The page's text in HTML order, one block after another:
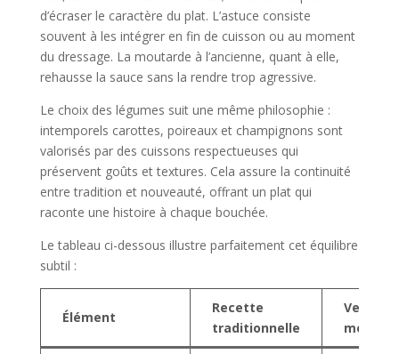
d’écraser le caractère du plat. L’astuce consiste
souvent à les intégrer en fin de cuisson ou au moment
du dressage. La moutarde à l’ancienne, quant à elle,
rehausse la sauce sans la rendre trop agressive.
Le choix des légumes suit une même philosophie :
intemporels carottes, poireaux et champignons sont
valorisés par des cuissons respectueuses qui
préservent goûts et textures. Cela assure la continuité
entre tradition et nouveauté, offrant un plat qui
raconte une histoire à chaque bouchée.
Le tableau ci-dessous illustre parfaitement cet équilibre
subtil :
Élément
Recette
traditionnelle
Version